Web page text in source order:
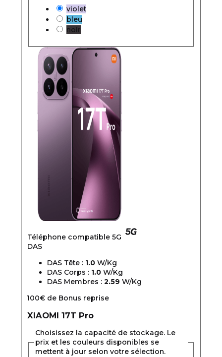
violet
bleu
noir
Téléphone compatible 5G
DAS
DAS Tête : 1.0W/Kg
DAS Corps : 1.0W/Kg
DAS Membres : 2.59 W/Kg
100€ de Bonus reprise
XIAOMI 17T Pro
Choisissez la capacité de stockage. Le
prix et les couleurs disponibles se
mettent à jour selon votre sélection.